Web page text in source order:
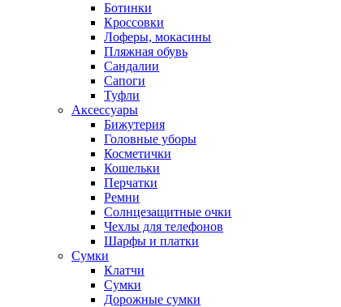
Ботинки
Кроссовки
Лоферы, мокасины
Пляжная обувь
Сандалии
Сапоги
Туфли
Аксессуары
Бижутерия
Головные уборы
Косметички
Кошельки
Перчатки
Ремни
Солнцезащитные очки
Чехлы для телефонов
Шарфы и платки
Сумки
Клатчи
Сумки
Дорожные сумки